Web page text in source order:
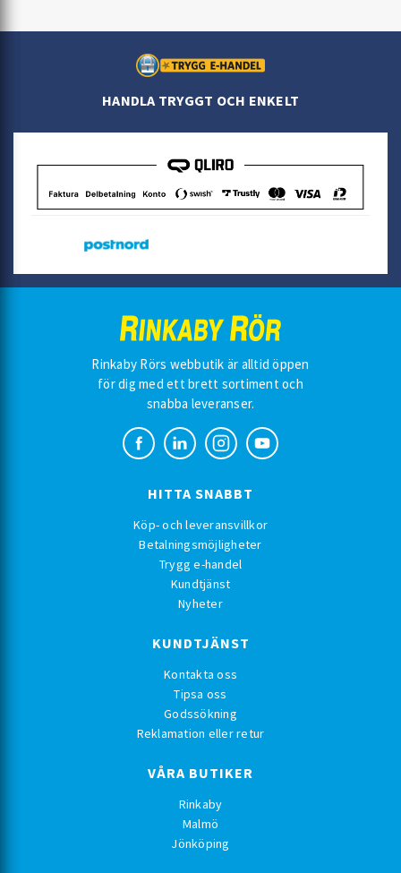
HANDLA TRYGGT OCH ENKELT
Rinkaby Rörs webbutik är alltid öppen
för dig med ett brett sortiment och
snabba leveranser.
HITTA SNABBT
Köp- och leveransvillkor
Betalningsmöjligheter
Trygg e-handel
Kundtjänst
Nyheter
KUNDTJÄNST
Kontakta oss
Tipsa oss
Godssökning
Reklamation eller retur
VÅRA BUTIKER
Rinkaby
Malmö
Jönköping